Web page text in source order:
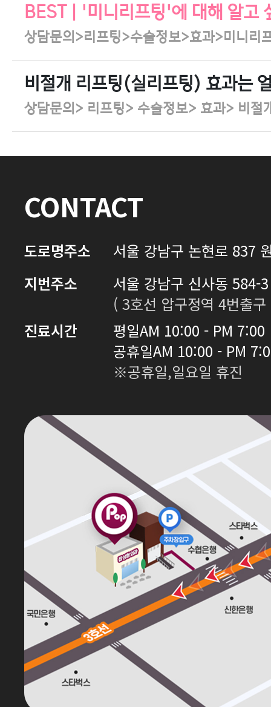
BEST | '미니리프팅'에 대해 알고
상담문의>리프팅>수술정보>효과>미니리
비절개 리프팅(실리프팅) 효과는
상담문의> 리프팅> 수술정보> 효과> 비절
CONTACT
도로명주소
서울 강남구 논현로 837
지번주소
서울 강남구 신사동 584-
( 3호선 압구정역 4번출
진료시간
평일AM 10:00 - PM 7:00
공휴일AM 10:00 - PM
※공휴일,일요일 휴진